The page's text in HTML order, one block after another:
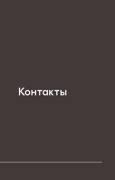
Контакты